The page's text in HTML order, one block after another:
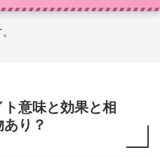
意味と効果と相
り？